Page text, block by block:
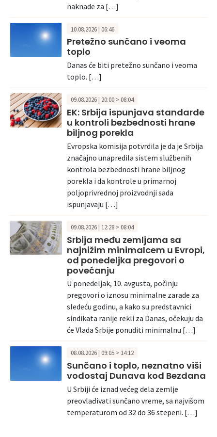
naknade za […]
10.08.2026 | 06:46
Pretežno sunčano i veoma
toplo
Danas će biti pretežno sunčano i veoma
toplo. […]
09.08.2026 | 20:00 > 08:04
EK: Srbija ispunjava standarde
u kontroli bezbednosti hrane
biljnog porekla
Evropska komisija potvrdila je da je Srbija
značajno unapredila sistem službenih
kontrola bezbednosti hrane biljnog
porekla i da kontrole u primarnoj
poljoprivrednoj proizvodnji sada
ispunjavaju […]
09.08.2026 | 12:28 > 08:04
Srbija među zemljama sa
najnižim minimalcem u Evropi,
od ponedeljka pregovori o
povećanju
U ponedeljak, 10. avgusta, počinju
pregovori o iznosu minimalne zarade za
sledeću godinu, a kako su predstavnici
sindikata ranije rekli za Danas, očekuju da
će Vlada Srbije ponuditi minimalnu […]
08.08.2026 | 09:05 > 14:12
Sunčano i toplo, neznatno viši
vodostaj Dunava kod Bezdana
U Srbiji će iznad većeg dela zemlje
preovlađivati sunčano vreme, sa najvišom
temperaturom od 32 do 36 stepeni. […]